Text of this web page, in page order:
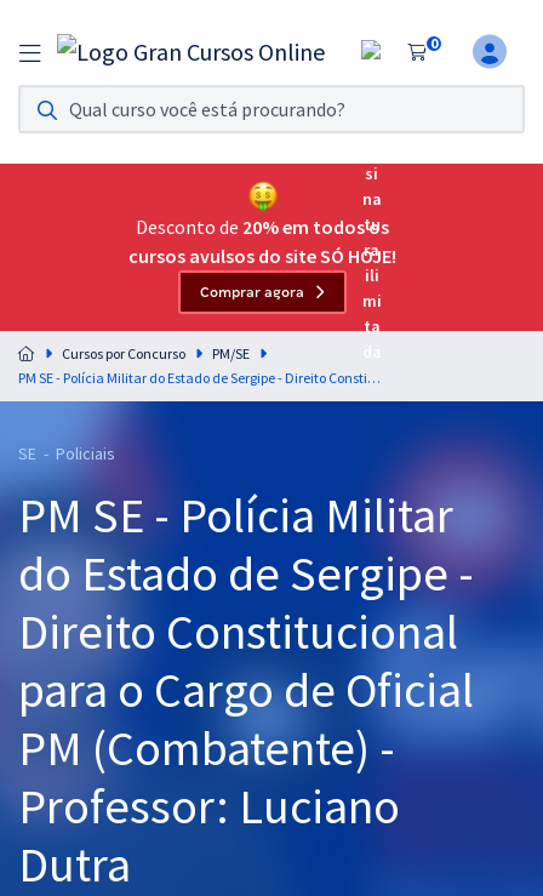
0
Assinatura Ilimitada 11
Acesso a todos os cursos. Teste grátis por 7 dias!
Assinatura OAB Até Passar
Acesso ilimitado a toda preparação para o Exame da
Residências Multiprofissionais
Preparação completa e intensiva para as principais
residências em saúde do Brasil
Cursos 20% OFF
Pós
Graduação
OAB
Mentorias
Questões grátis
Desconto de 20% em todos os
cursos avulsos do site SÓ HOJE!
Comprar agora
Cursos por Concurso
PM/SE
PM SE - Polícia Militar do Estado de Sergipe - Direito Constitucional para o Cargo de Oficial PM (Combatente) - Professor: Luciano Dutra
SE - Policiais
PM SE - Polícia Militar
do Estado de Sergipe -
Direito Constitucional
para o Cargo de Oficial
PM (Combatente) -
Professor: Luciano
Dutra